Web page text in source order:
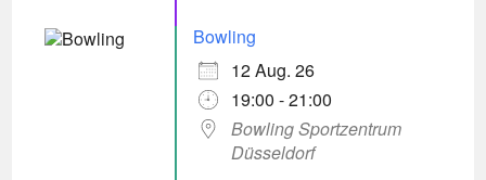
Bowling
12 Aug. 26
19:00 - 21:00
Bowling Sportzentrum
Düsseldorf